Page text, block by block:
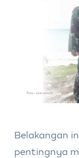
Belakangan
pentingnya